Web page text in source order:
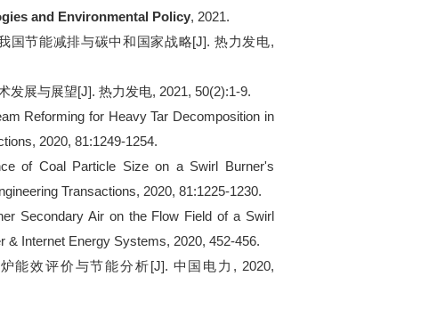
and Environmental Policy, 2021.
国节能减排与碳中和国家战略[J]. 热力发电,
发展与展望[J]. 热力发电, 2021, 50(2):1-9.
Reforming for Heavy Tar Decomposition in
2020, 81:1249-1254.
of Coal Particle Size on a Swirl Burner's
Transactions, 2020, 81:1225-1230.
Secondary Air on the Flow Field of a Swirl
& Internet Energy Systems, 2020, 452-456.
能效评价与节能分析[J]. 中国电力 , 2020,